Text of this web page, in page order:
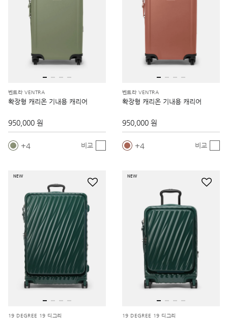
벤트라 VENTRA
확장형 캐리온 기내용 캐리어
950,000 원
4 비교
벤트라 VENTRA
확장형 캐리온 기내용 캐리어
950,000 원
4 비교
NEW
19 DEGREE 19 디그리
NEW
19 DEGREE 19 디그리